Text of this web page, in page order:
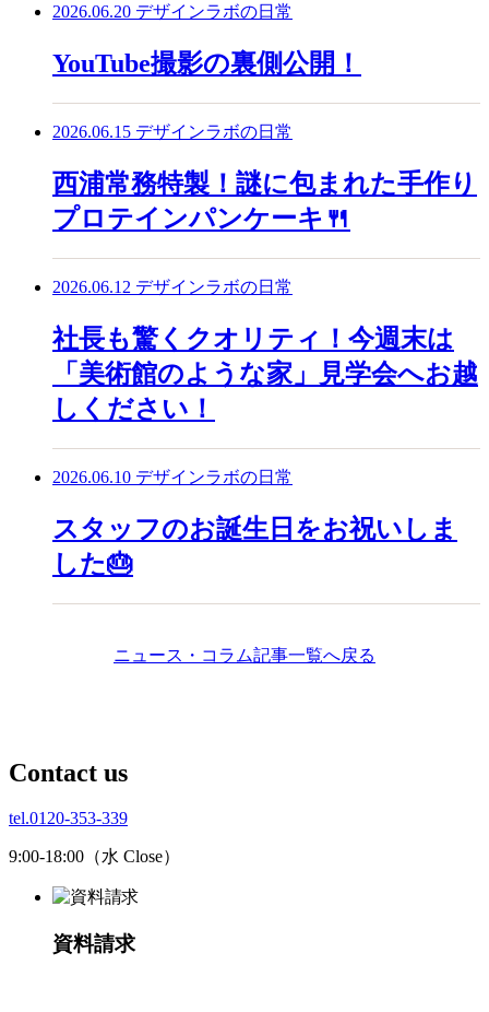
2026.06.20 デザインラボの日常
YouTube撮影の裏側公開！
2026.06.15 デザインラボの日常
西浦常務特製！謎に包まれた手作り
プロテインパンケーキ🍴
2026.06.12 デザインラボの日常
社長も驚くクオリティ！今週末は
「美術館のような家」見学会へお越
しください！
2026.06.10 デザインラボの日常
スタッフのお誕生日をお祝いしま
した🎂
ニュース・コラム記事一覧へ戻る
Contact us
tel.0120-353-339
9:00-18:00（水 Close）
資料請求